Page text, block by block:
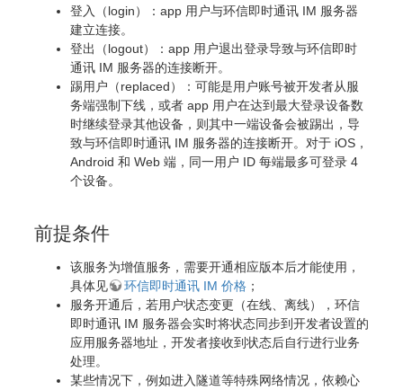
登入（login）：app 用户与环信即时通讯 IM 服务器
建立连接。
登出（logout）：app 用户退出登录导致与环信即时
通讯 IM 服务器的连接断开。
踢用户（replaced）：可能是用户账号被开发者从服
务端强制下线，或者 app 用户在达到最大登录设备数
时继续登录其他设备，则其中一端设备会被踢出，导
致与环信即时通讯 IM 服务器的连接断开。对于 iOS，
Android 和 Web 端，同一用户 ID 每端最多可登录 4
个设备。
前提条件
该服务为增值服务，需要开通相应版本后才能使用，
具体见
环信即时通讯 IM 价格 ；
服务开通后，若用户状态变更（在线、离线），环信
即时通讯 IM 服务器会实时将状态同步到开发者设置的
应用服务器地址，开发者接收到状态后自行进行业务
处理。
某些情况下，例如进入隧道等特殊网络情况，依赖心